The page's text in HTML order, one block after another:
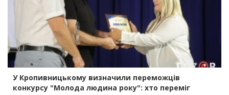
У Кропивницькому визначили переможців
конкурсу "Молода людина року": хто переміг